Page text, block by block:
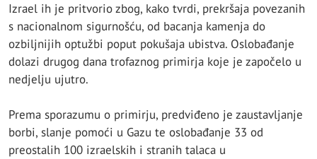
Izrael ih je pritvorio zbog, kako tvrdi, prekršaja povezanih
s nacionalnom sigurnošću, od bacanja kamenja do
ozbiljnijih optužbi poput pokušaja ubistva. Oslobađanje
dolazi drugog dana trofaznog primirja koje je započelo u
nedjelju ujutro.
Prema sporazumu o primirju, predviđeno je zaustavljanje
borbi, slanje pomoći u Gazu te oslobađanje 33 od
preostalih 100 izraelskih i stranih talaca u